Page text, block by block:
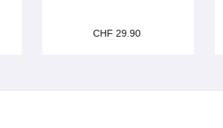
CHF 29.90